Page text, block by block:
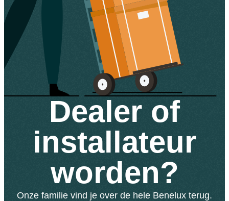
Dealer of
installateur
worden?
Onze familie vind je over de hele Benelux terug.